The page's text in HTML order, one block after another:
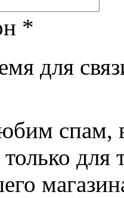
*
для
спам,
для